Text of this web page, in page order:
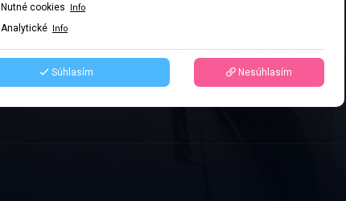
Nutné cookies
Info
Analytické Info
Súhlasím Nesúhlasím